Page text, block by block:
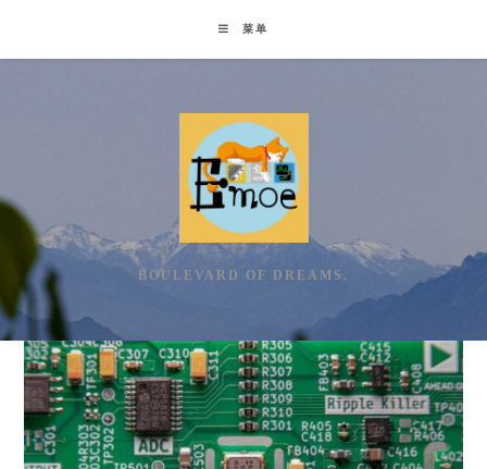
content
菜单
BOULEVARD OF DREAMS.